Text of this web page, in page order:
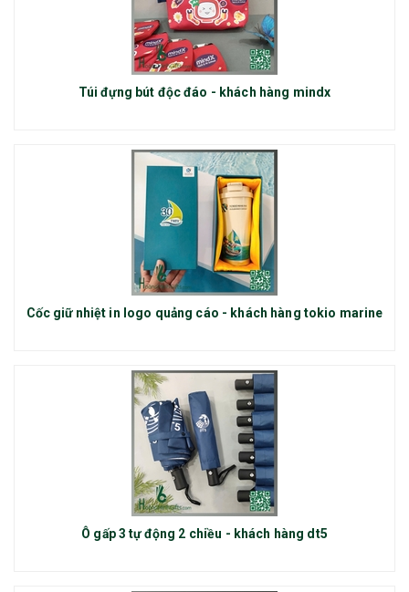
Túi đựng bút độc đáo - khách hàng mindx
Cốc giữ nhiệt in logo quảng cáo - khách hàng tokio marine
Ô gấp 3 tự động 2 chiều - khách hàng dt5